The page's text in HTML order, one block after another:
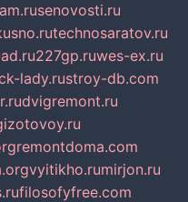
senovosti.ru
technosaratov.ru
227gp.ruwes-ex.ru
lady.rustroy-db.com
dvigremont.ru
remontdoma.com
vyitikho.rumirjon.ru
filosofyfree.com